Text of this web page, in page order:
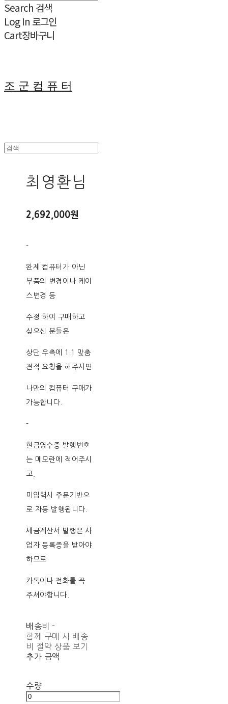
Search 검색
Log In 로그인
Cart장바구니
조 군 컴 퓨 터
최영환님
2,692,000원
-
완제 컴퓨터가 아닌
부품의 변경이나 케이
스변경 등
수정 하여 구매하고
싶으신 분들은
상단 우측에 1:1 맞춤
견적 요청을 해주시면
나만의 컴퓨터 구매가
가능합니다.
-
현금영수증 발행번호
는 메모란에 적어주시
고,
미입력시 주문기반으
로 자동 발행됩니다.
세금계산서 발행은 사
업자 등록증을 받아야
하므로
카톡이나 전화를 꼭
주셔야합니다.
배송비 -
함께 구매 시 배송
비 절약 상품 보기
추가 금액
수량